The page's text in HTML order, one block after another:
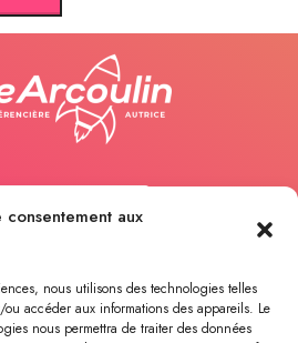
aux
nous utilisons des technologies telles
accéder aux informations des appareils. Le
nous permettra de traiter des données
Appelez-moi
une séance